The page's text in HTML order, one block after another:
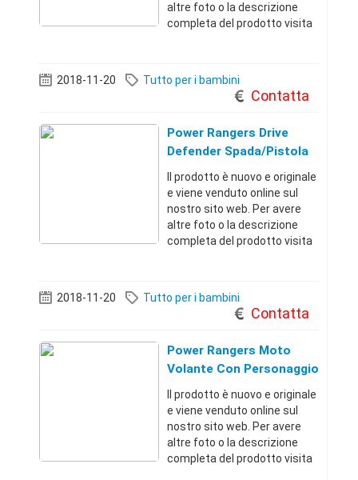
altre foto o la descrizione
completa del prodotto visita
(Roma)+3967911351 19 €
2018-11-20 Tutto per i bambini
Contatta
Power Rangers Drive
Defender Spada/Pistola
Il prodotto è nuovo e originale
e viene venduto online sul
nostro sito web. Per avere
altre foto o la descrizione
completa del prodotto visita
(Roma)+3967911351 24 €
2018-11-20 Tutto per i bambini
Contatta
Power Rangers Moto
Volante Con Personaggio
Colori Assortiti
Il prodotto è nuovo e originale
e viene venduto online sul
nostro sito web. Per avere
altre foto o la descrizione
completa del prodotto visita